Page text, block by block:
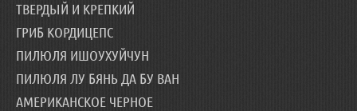
ТВЕРДЫЙ И КРЕПКИЙ
ГРИБ КОРДИЦЕПС
ПИЛЮЛЯ ИШОУХУЙЧУН
ПИЛЮЛЯ ЛУ БЯНЬ ДА БУ ВАН
АМЕРИКАНСКОЕ ЧЕРНОЕ